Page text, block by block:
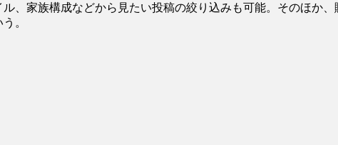
家族構成などから見たい投稿の絞り込みも可能。そのほか
。